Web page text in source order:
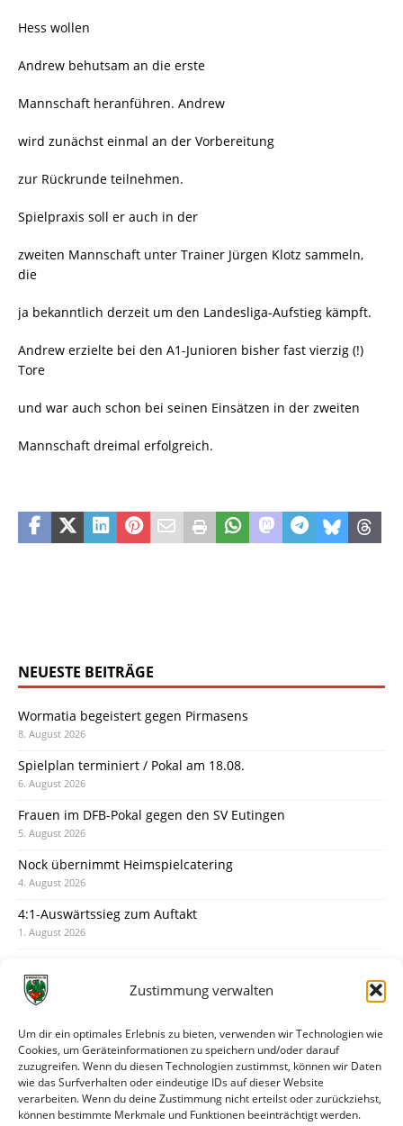
Zustimmung verwalten
Um dir ein optimales Erlebnis zu bieten, verwenden wir Technologien wie
Cookies, um Geräteinformationen zu speichern und/oder darauf
zuzugreifen. Wenn du diesen Technologien zustimmst, können wir Daten
wie das Surfverhalten oder eindeutige IDs auf dieser Website
verarbeiten. Wenn du deine Zustimmung nicht erteilst oder zurückziehst,
können bestimmte Merkmale und Funktionen beeinträchtigt werden.
Hess wollen
Andrew behutsam an die erste
Mannschaft heranführen. Andrew
wird zunächst einmal an der Vorbereitung
zur Rückrunde teilnehmen.
Spielpraxis soll er auch in der
zweiten Mannschaft unter Trainer Jürgen Klotz sammeln,
die
ja bekanntlich derzeit um den Landesliga-Aufstieg kämpft.
Andrew erzielte bei den A1-Junioren bisher fast vierzig (!)
Tore
und war auch schon bei seinen Einsätzen in der zweiten
Mannschaft dreimal erfolgreich.
NEUESTE BEITRÄGE
Wormatia begeistert gegen Pirmasens
8. August 2026
Spielplan terminiert / Pokal am 18.08.
6. August 2026
Frauen im DFB-Pokal gegen den SV Eutingen
5. August 2026
Nock übernimmt Heimspielcatering
4. August 2026
4:1-Auswärtssieg zum Auftakt
1. August 2026
31. Juli 2026
30. Juli 2026
Deine Spielminute: 89+1
28. Juli 2026
Neuer Rückensponsor